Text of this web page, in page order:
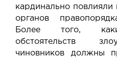
кардинально повлияли
органов
Более того,
обстоятельств
чиновников должны